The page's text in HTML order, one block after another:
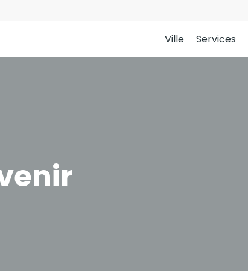
Ville Services